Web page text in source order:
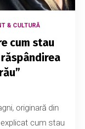
& CULTURĂ
cum stau
originară din
cum stau